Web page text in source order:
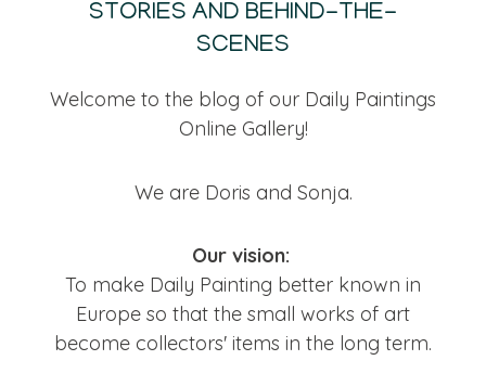
STORIES AND BEHIND-THE-
SCENES
Welcome to the blog of our Daily Paintings
Online Gallery!
We are Doris and Sonja.
Our vision:
To make Daily Painting better known in
Europe so that the small works of art
become collectors' items in the long term.